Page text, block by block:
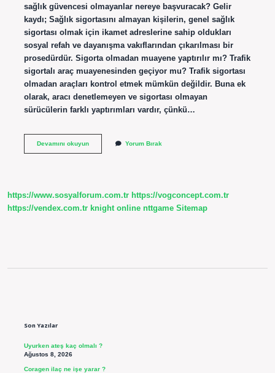
sağlık güvencesi olmayanlar nereye başvuracak? Gelir
kaydı; Sağlık sigortasını almayan kişilerin, genel sağlık
sigortası olmak için ikamet adreslerine sahip oldukları
sosyal refah ve dayanışma vakıflarından çıkarılması bir
prosedürdür. Sigorta olmadan muayene yaptırılır mı? Trafik
sigortalı araç muayenesinden geçiyor mu? Trafik sigortası
olmadan araçları kontrol etmek mümkün değildir. Buna ek
olarak, aracı denetlemeyen ve sigortası olmayan
sürücülerin farklı yaptırımları vardır, çünkü…
Devamını okuyunSağlık
Yorum Bırak
https://www.sosyalforum.com.tr https://vogconcept.com.tr
https://vendex.com.tr knight online nttgame Sitemap
Son Yazılar
Uyurken ateş kaç olmalı ?
Ağustos 8, 2026
Coragen ilaç ne işe yarar ?